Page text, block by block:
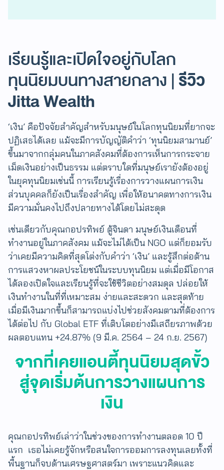
เรียนรู้และเปิดใจอยู่กับโลก
ทุนนิยมบนทางสายกลาง |รีวิว
Jitta Wealth
‘เงิน’ คือปัจจัยสำคัญสำหรับมนุษย์ในโลกทุนนิยมที่ยากจะ
ปฏิเสธได้เลย แม้จะมีการบัญญัติคำว่า ‘ทุนนิยมสามานย์’
ขึ้นมาจากกลุ่มคนในภาคสังคมที่ต้องการเห็นการกระจาย
เม็ดเงินอย่างเป็นธรรม แต่ตราบใดที่มนุษย์เรายังต้องอยู่
ในยุคทุนนิยมเช่นนี้ การเรียนรู้เรื่องการวางแผนการเงิน
ส่วนบุคคลก็ยังเป็นเรื่องสำคัญ เพื่อให้อนาคตทางการเงิน
มีความมั่นคงไปถึงปลายทางได้โดยไม่สะดุด
เช่นเดียวกับคุณกอปรทิพย์ ตู้จินดา มนุษย์เงินเดือนที่
ทำงานอยู่ในภาคสังคม แม้จะไม่ได้เป็น NGO แต่ก็ยอมรับ
ว่าเคยมีความคิดที่สุดโต่งกับคำว่า ‘เงิน’ และรู้สึกต่อต้าน
การแสวงหาผลประโยชน์ในระบบทุนนิยม แต่เมื่อมีโอกาส
ได้ลองเปิดใจและเรียนรู้ที่จะใช้ชีวิตอย่างสมดุล ปล่อยให้
เงินทำงานในที่ที่เหมาะสม ง่ายและสะดวก และสุดท้าย
เมื่อมีเงินมากขึ้นก็สามารถแบ่งไปช่วยสังคมตามที่ต้องการ
ได้ต่อไป กับ Global ETF ที่เติบโตอย่างมีเสถียรภาพด้วย
ผลตอบแทน +24.87% (9 มี.ค. 2564 – 24 ก.ย. 2567)
จากที่เคยแอนตี้ทุนนิยมสุดขั้ว
สู่จุดเริ่มต้นการวางแผนการ
เงิน
คุณกอปรทิพย์เล่าว่าในช่วงของการทำงานตลอด 10 ปี
แรก เธอไม่เคยรู้จักหรือสนใจการออมการลงทุนเลย​ทั้งที่
พื้นฐานก็จบด้านเศรษฐศาสตร์มา ​เพราะแนวคิดและ